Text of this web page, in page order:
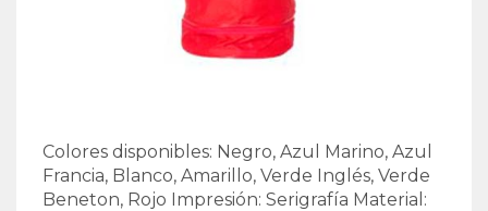
Colores disponibles: Negro, Azul Marino, Azul
Francia, Blanco, Amarillo, Verde Inglés, Verde
Beneton, Rojo Impresión: Serigrafía Material: